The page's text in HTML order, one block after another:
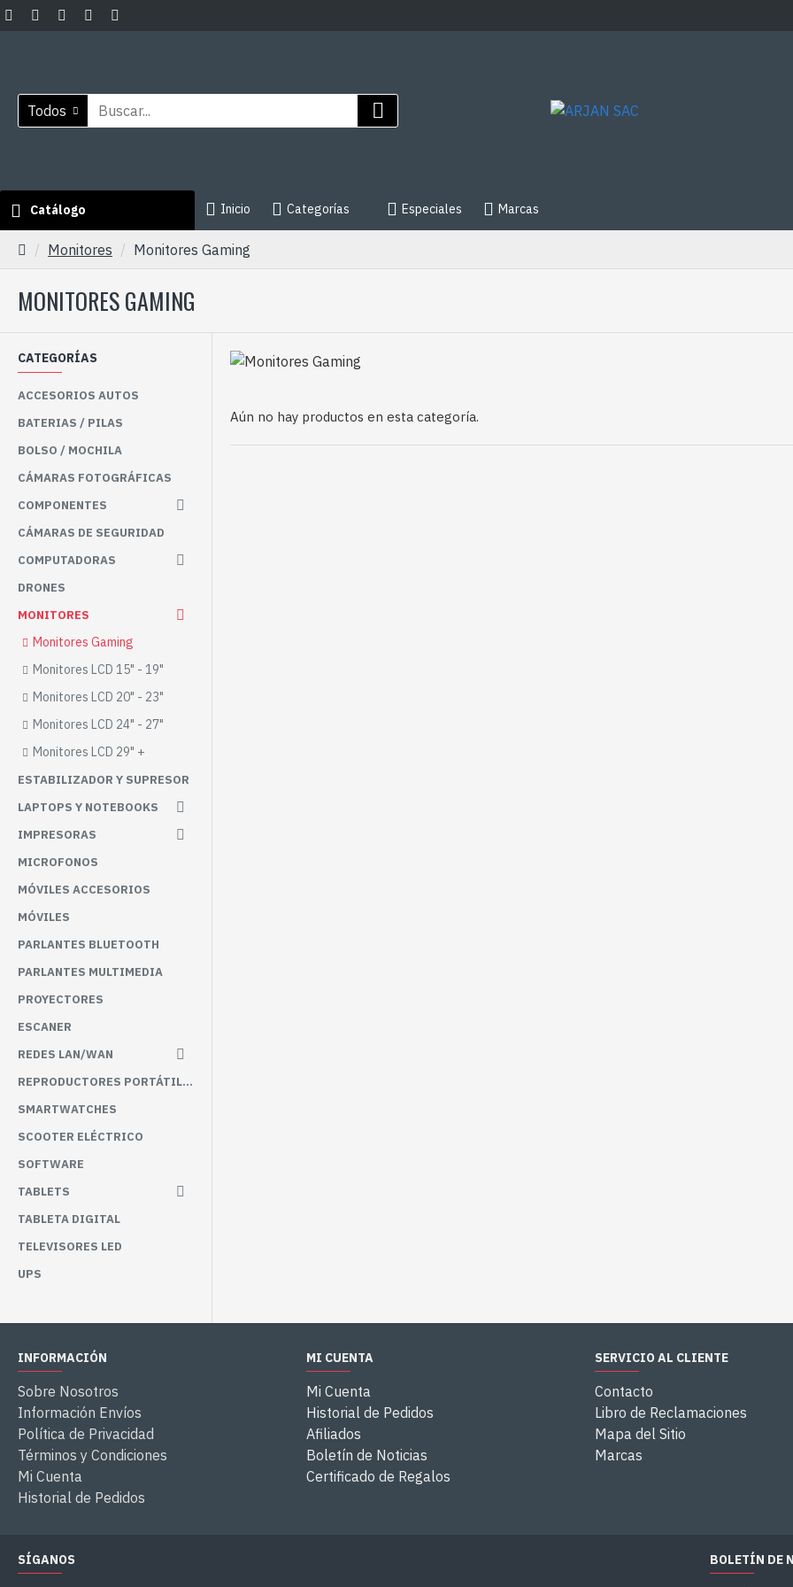
Todos
Catálogo Inicio Categorías Especiales Marcas
Monitores Monitores Gaming
MONITORES GAMING
CATEGORÍAS
ACCESORIOS AUTOS
BATERIAS / PILAS
BOLSO / MOCHILA
CÁMARAS FOTOGRÁFICAS
COMPONENTES
CÁMARAS DE SEGURIDAD
COMPUTADORAS
DRONES
MONITORES
Monitores Gaming
Monitores LCD 15" - 19"
Monitores LCD 20" - 23"
Monitores LCD 24" - 27"
Monitores LCD 29" +
ESTABILIZADOR Y SUPRESOR
LAPTOPS Y NOTEBOOKS
IMPRESORAS
MICROFONOS
MÓVILES ACCESORIOS
MÓVILES
PARLANTES BLUETOOTH
PARLANTES MULTIMEDIA
PROYECTORES
ESCANER
REDES LAN/WAN
REPRODUCTORES PORTÁTILES
SMARTWATCHES
SCOOTER ELÉCTRICO
SOFTWARE
TABLETS
TABLETA DIGITAL
TELEVISORES LED
UPS
Aún no hay productos en esta categoría.
INFORMACIÓN
Sobre Nosotros
Información Envíos
Política de Privacidad
Términos y Condiciones
Mi Cuenta
Historial de Pedidos
MI CUENTA
Mi Cuenta
Historial de Pedidos
Afiliados
Boletín de Noticias
Certificado de Regalos
SERVICIO AL CLIENTE
Contacto
Libro de Reclamaciones
Mapa del Sitio
Marcas
SÍGANOS BOLETÍN DE